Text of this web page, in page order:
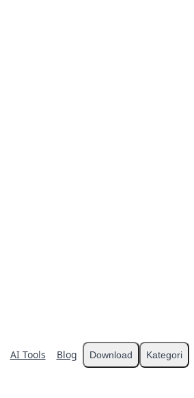
AI Tools Blog Download Kategori